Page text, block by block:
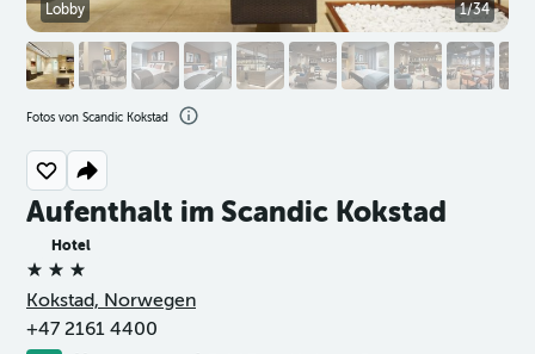
Aufenthalt im Scandic Kokstad
Hotel
3 Sterne
Kokstad, Norwegen
+47 2161 4400
Lobby 1/34
Fotos von Scandic Kokstad